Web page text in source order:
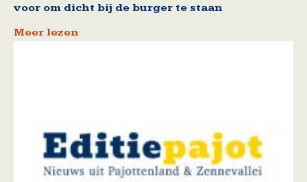
voor om dicht bij de burger te staan
Meer lezen